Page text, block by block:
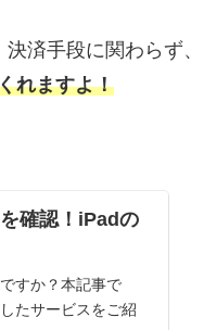
済手段に関わらず、
れますよ！
確認！iPadの
すか？本記事で
たサービスをご紹